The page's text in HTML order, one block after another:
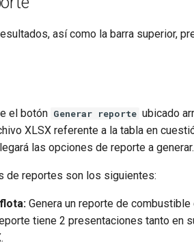
así como la barra superior,
el botón Generar reporte ubicado
XLSX referente a la tabla en
las opciones de reporte a generar.
de reportes son los siguientes:
Genera un reporte de
tiene 2 presentaciones tanto en